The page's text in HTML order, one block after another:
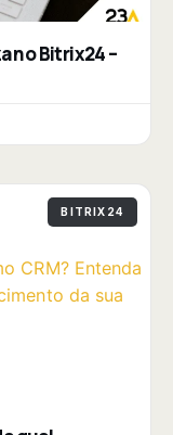
no Bitrix24 –
BITRIX24